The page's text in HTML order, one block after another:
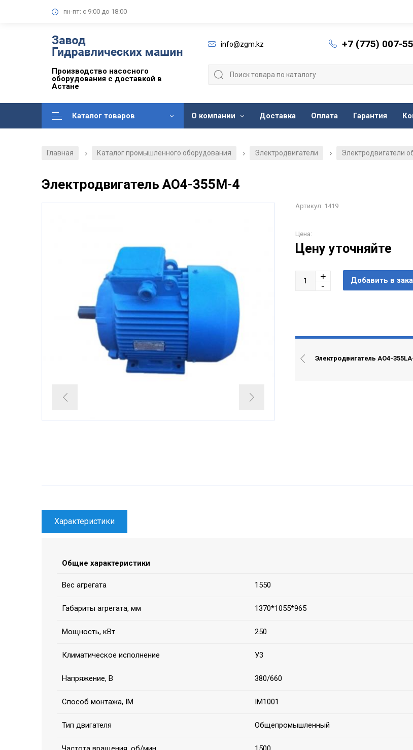
пн-пт: с 9:00 до 18:00
Производство насосного
оборудования с доставкой в
Астане
info@zgm.kz +7 (775) 007-
Каталог товаров О компании Доставка Оплата Гарантия
Главная / Каталог промышленного оборудования / Электродвигатели / Электродвигатели
Электродвигатель АО4-355М-4
Артикул: 1419
Цена:
Цену уточняйте
Электродвигатель АО4-
Характеристики
Общие характеристики
Вес агрегата 1550
Габариты агрегата, мм 1370*1055*965
Мощность, кВт 250
Климатическое исполнение У3
Напряжение, В 380/660
Способ монтажа, IM IM1001
Тип двигателя Общепромышленный